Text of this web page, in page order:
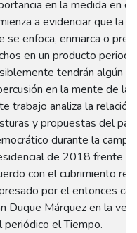
en la medida en
a evidenciar que la
se enfoca, enmarca o
en un producto
tendrán algún
en la mente de
trabajo analiza la
y propuestas del
durante la
de 2018 frente a
con el cubrimiento
por el entonces
Duque Márquez en la
periódico el Tiempo.